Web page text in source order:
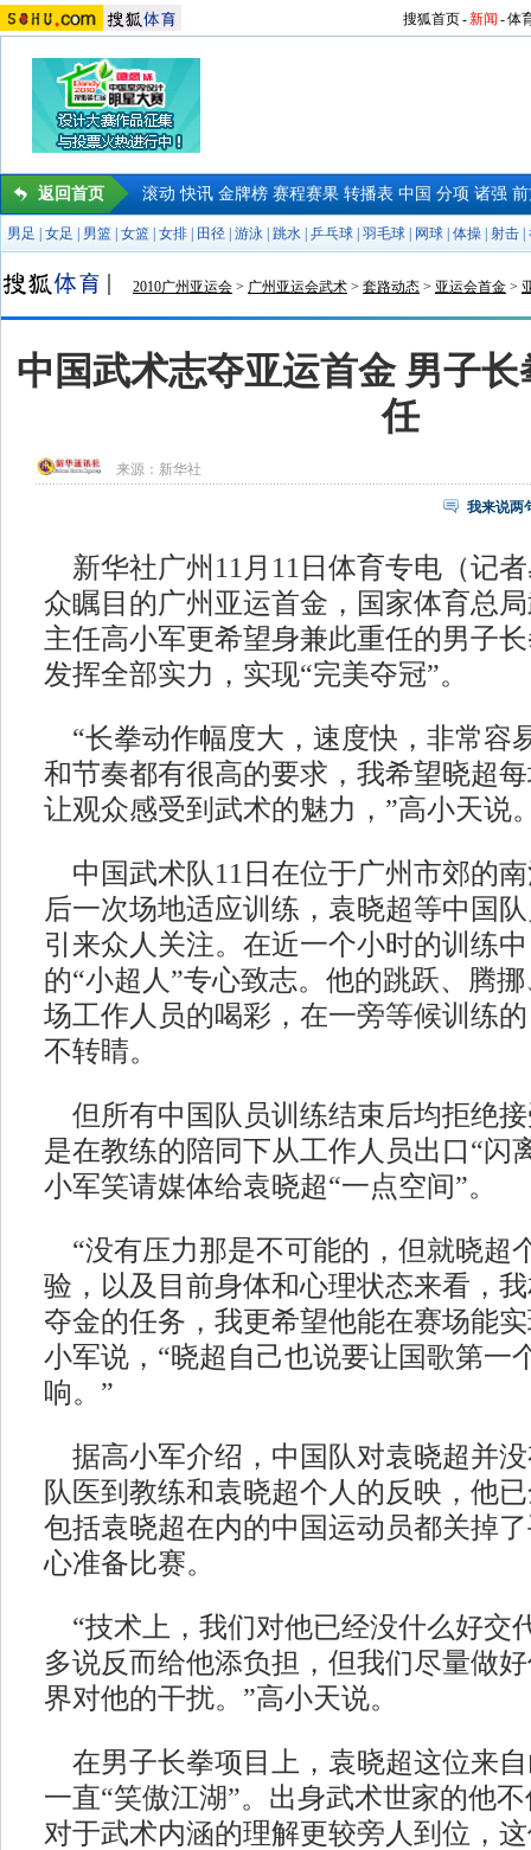
搜狐首页-新闻 -体
返回首页 滚动 快讯 金牌榜 赛程赛果 转播表 中国 分项 诸强
男足 女足 男篮 女篮 女排 田径 游泳 跳水 乒乓球 羽毛球 网球 体操 射击
2010广州亚运会 > 广州亚运会武术 > 套路动态 > 亚运会首金 >
中国武术志夺亚运首金 男子
任
来源： 新华社
我来说两
新华社广州11月11日体育专电（记
众瞩目的广州亚运首金，国家体育总
主任高小军更希望身兼此重任的男子
发挥全部实力，实现“完美夺冠”。
“长拳动作幅度大，速度快，非常容
和节奏都有很高的要求，我希望晓超
让观众感受到武术的魅力，”高小天说
中国武术队11日在位于广州市郊的
后一次场地适应训练，袁晓超等中国
引来众人关注。在近一个小时的训练
的“小超人”专心致志。他的跳跃、腾
场工作人员的喝彩，在一旁等候训练
不转睛。
但所有中国队员训练结束后均拒绝
是在教练的陪同下从工作人员出口“闪
小军笑请媒体给袁晓超“一点空间”。
“没有压力那是不可能的，但就晓超
验，以及目前身体和心理状态来看，
夺金的任务，我更希望他能在赛场能
小军说，“晓超自己也说要让国歌第一
响。”
据高小军介绍，中国队对袁晓超并没
队医到教练和袁晓超个人的反映，他
包括袁晓超在内的中国运动员都关掉
心准备比赛。
“技术上，我们对他已经没什么好交
多说反而给他添负担，但我们尽量做
界对他的干扰。”高小天说。
在男子长拳项目上，袁晓超这位来
一直“笑傲江湖”。出身武术世家的他
对于武术内涵的理解更较旁人到位，